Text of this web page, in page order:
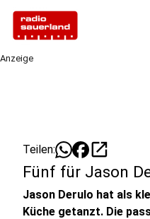
Anzeige
Teilen: open_in_new
Fünf für Jason
Jason Derulo hat als
Küche getanzt. Die